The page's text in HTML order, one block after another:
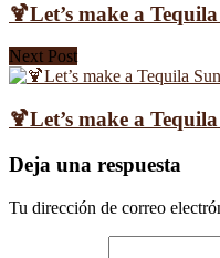
🍹Let’s make a
Next Post
🍹Let’s make a
Deja una respuesta
Tu dirección de correo